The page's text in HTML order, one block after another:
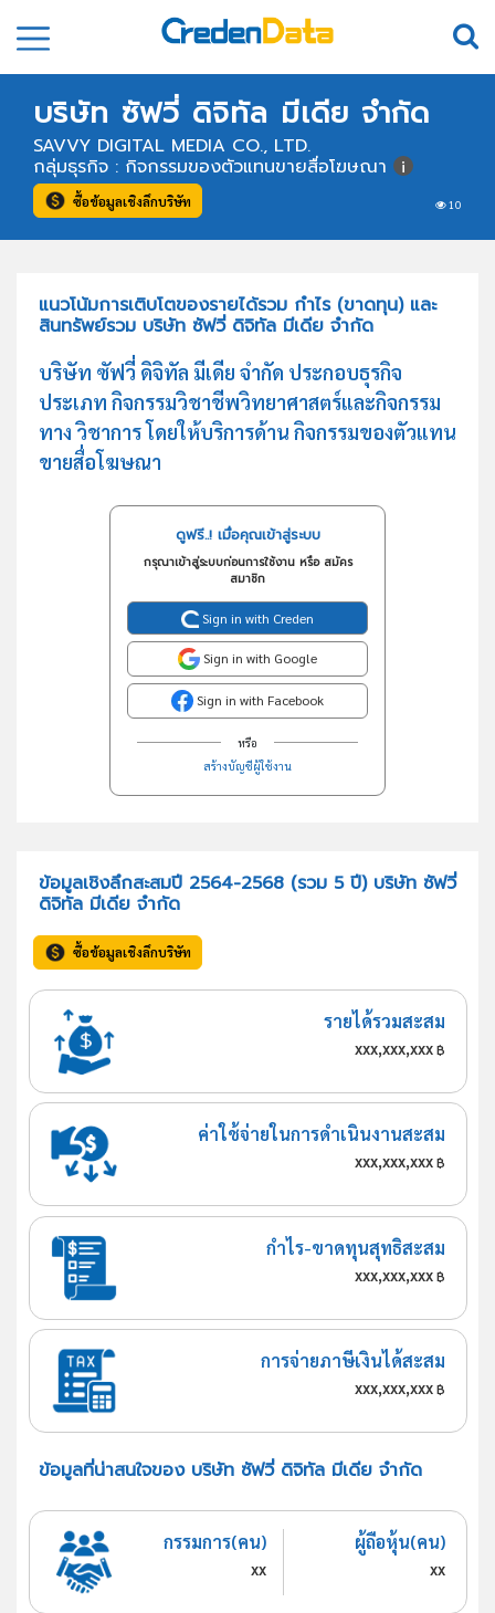
บริษัท ซัฟวี่ ดิจิทัล มีเดีย จำกัด
SAVVY DIGITAL MEDIA CO., LTD.
10
กลุ่มธุรกิจ : กิจกรรมของตัวแทนขายสื่อโฆษณา
ซื้อข้อมูลเชิงลึกบริษัท
แนวโน้มการเติบโตของรายได้รวม กำไร (ขาดทุน) และ
สินทรัพย์รวม บริษัท ซัฟวี่ ดิจิทัล มีเดีย จำกัด
บริษัท ซัฟวี่ ดิจิทัล มีเดีย จำกัด ประกอบธุรกิจ
ประเภท กิจกรรมวิชาชีพวิทยาศาสตร์และกิจกรรม
ทาง วิชาการ โดยให้บริการด้าน กิจกรรมของตัวแทน
ขายสื่อโฆษณา
ดูฟรี..! เมื่อคุณเข้าสู่ระบบ
กรุณาเข้าสู่ระบบก่อนการใช้งาน หรือ สมัคร
สมาชิก
Sign in with Creden
Sign in with Google
Sign in with Facebook
หรือ
สร้างบัญชีผู้ใช้งาน
ข้อมูลเชิงลึกสะสมปี 2564-2568 (รวม 5 ปี) บริษัท ซัฟวี่
ดิจิทัล มีเดีย จำกัด
ซื้อข้อมูลเชิงลึกบริษัท
รายได้รวมสะสม
xxx,xxx,xxx฿
ค่าใช้จ่ายในการดำเนินงานสะสม
xxx,xxx,xxx฿
กำไร-ขาดทุนสุทธิสะสม
xxx,xxx,xxx฿
การจ่ายภาษีเงินได้สะสม
xxx,xxx,xxx฿
ข้อมูลที่น่าสนใจของ บริษัท ซัฟวี่ ดิจิทัล มีเดีย จำกัด
กรรมการ(คน)
xx
ผู้ถือหุ้น(คน)
xx